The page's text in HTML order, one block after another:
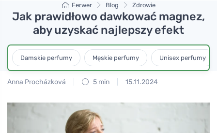
Ferwer Blog Zdrowie
Jak prawidłowo dawkować magnez,
aby uzyskać najlepszy efekt
Damskie perfumy Męskie perfumy Unisex perfumy
Anna Procházková 5 min 15.11.2024